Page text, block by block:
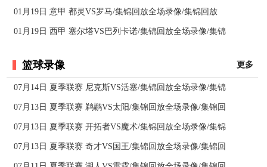
01月19日 意甲 都灵VS罗马/集锦回放全场录像/集锦回放
01月19日 西甲 塞尔塔VS巴列卡诺/集锦回放全场录像/集锦
篮球录像 更多
07月14日 夏季联赛 尼克斯VS活塞/集锦回放全场录像/集锦
07月13日 夏季联赛 鹈鹕VS太阳/集锦回放全场录像/集锦回
07月13日 夏季联赛 开拓者VS魔术/集锦回放全场录像/集锦
07月13日 夏季联赛 奇才VS国王/集锦回放全场录像/集锦回